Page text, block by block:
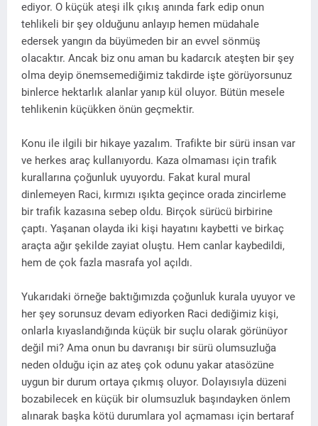
ediyor. O küçük ateşi ilk çıkış anında fark edip onun
tehlikeli bir şey olduğunu anlayıp hemen müdahale
edersek yangın da büyümeden bir an evvel sönmüş
olacaktır. Ancak biz onu aman bu kadarcık ateşten bir şey
olma deyip önemsemediğimiz takdirde işte görüyorsunuz
binlerce hektarlık alanlar yanıp kül oluyor. Bütün mesele
tehlikenin küçükken önün geçmektir.
Konu ile ilgili bir hikaye yazalım. Trafikte bir sürü insan var
ve herkes araç kullanıyordu. Kaza olmaması için trafik
kurallarına çoğunluk uyuyordu. Fakat kural mural
dinlemeyen Raci, kırmızı ışıkta geçince orada zincirleme
bir trafik kazasına sebep oldu. Birçok sürücü birbirine
çaptı. Yaşanan olayda iki kişi hayatını kaybetti ve birkaç
araçta ağır şekilde zayiat oluştu. Hem canlar kaybedildi,
hem de çok fazla masrafa yol açıldı.
Yukarıdaki örneğe baktığımızda çoğunluk kurala uyuyor ve
her şey sorunsuz devam ediyorken Raci dediğimiz kişi,
onlarla kıyaslandığında küçük bir suçlu olarak görünüyor
değil mi? Ama onun bu davranışı bir sürü olumsuzluğa
neden olduğu için az ateş çok odunu yakar atasözüne
uygun bir durum ortaya çıkmış oluyor. Dolayısıyla düzeni
bozabilecek en küçük bir olumsuzluk başındayken önlem
alınarak başka kötü durumlara yol açmaması için bertaraf